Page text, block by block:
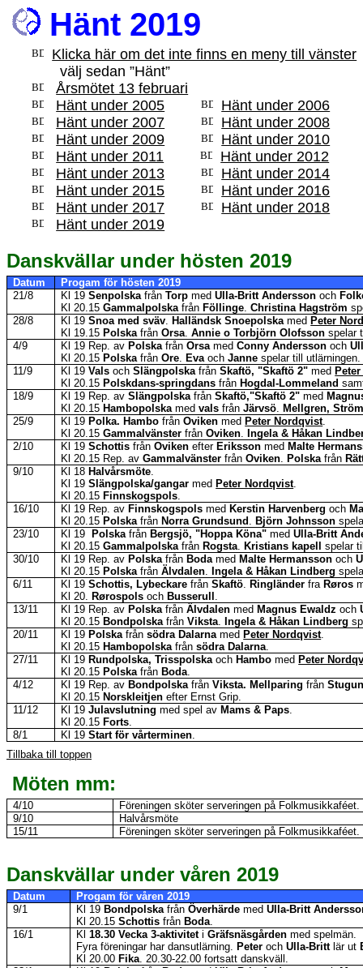
Hänt 2019
Klicka här om det inte finns en meny till vänster
välj sedan ”Hänt”
Årsmötet 13 februari
Hänt under 2005
Hänt under 2006
Hänt under 2007
Hänt under 2008
Hänt under 2009
Hänt under 2010
Hänt under 2011
Hänt under 2012
Hänt under 2013
Hänt under 2014
Hänt under 2015
Hänt under 2016
Hänt under 2017
Hänt under 2018
Hänt under 2019
Danskvällar under hösten 2019
Datum Progam för hösten 2019
21/8
Kl 19SenpolskafrånTorpmedUlla-Britt Andersson och
Kl 20.15 Gammalpolskafrån Föllinge.Christina Hagström
28/8
Kl 19Snoa med sväv. HalländskSnoepolskamed Peter
Kl 19.15 Polskafrån Orsa.Annie o Torbjörn Olofsson spelar
4/9
Kl 19 Rep. av Polskafrån OrsamedConny Anderssonoch
Kl 20.15 Polskafrån Ore. EvaochJanne spelar till utlärningen.
11/9
Kl 19Valsoch Slängpolskafrån Skaftö, "Skaftö 2"med
Kl 20.15 Polskdans-springdans från Hogdal-Lommeland
18/9
Kl 19 Rep. av Slängpolskafrån Skaftö,"Skaftö 2"med
Kl 20.15 Hambopolskamed valsfrån Järvsö. Mellgren,
25/9
Kl 19 Polka. Hambofrån Ovikenmed Peter Nordqvist.
Kl 20.15Gammalvänsterfrån Oviken. Ingela & Håkan
2/10
Kl 19Schottisfrån OvikenefterErikssonmed Malte
Kl 20.15 Rep. avGammalvänsterfrån Oviken. Polskafrån
9/10
Kl 18 Halvårsmöte.
Kl 19Slängpolska/gangar med Peter Nordqvist.
Kl 20.15 Finnskogspols.
16/10
Kl 19 Rep. av Finnskogspolsmed Kerstin Harvenberg och
Kl 20.15 Polskafrån Norra Grundsund . Björn Johnsson
23/10
Kl 19 Polska från Bergsjö, "Hoppa Köna"medUlla-Britt
Kl 20.15Gammalpolskafrån Rogsta. Kristians kapell
spelar
30/10
Kl 19 Rep. av Polskafrån Bodamed Malte Hermanssonoch
Kl 20.15 Polskafrån Älvdalen. Ingela & Håkan Lindberg
6/11
Kl 19Schottis, Lybeckarefrån Skaftö. Ringländer fra Røros
Kl 20. Rørospols och Busserull .
13/11
Kl 19 Rep. av Polskafrån Älvdalenmed Magnus Ewaldz och
Kl 20.15 Bondpolskafrån Viksta. Ingela & Håkan Lindberg
20/11
Kl 19 Polskafrån södra Dalarnamed Peter Nordqvist.
Kl 20.15 Hambopolskafrån södra Dalarna.
27/11
Kl 19 Rundpolska, Trisspolskaoch Hambomed Peter
Kl 20.15 Polskafrån Boda.
4/12
Kl 19 Rep. av Bondpolskafrån Viksta. Mellparing från
Kl 20.15 Norskleitjen efter Ernst Grip.
11/12
Kl 19Julavslutning med spel av Mams & Paps.
Kl 20.15 Forts.
8/1
Kl 19Start för vårterminen.
Tillbaka till toppen
Möten mm:
4/10
Föreningen sköter serveringen på Folkmusikkaféet.
9/10
Halvårsmöte
15/11
Föreningen sköter serveringen på Folkmusikkaféet.
Danskvällar under våren 2019
Datum Progam för våren 2019
9/1
Kl 19 BondpolskafrånÖverhärde medUlla-Britt
Kl 20.15 Schottis från Boda.
16/1
Kl18.30 Vecka 3-aktivitetiGräfsnäsgården med spelmän.
Fyra föreningar har dansutlärning. PeterochUlla-Britt lär ut
Kl 20.00 Fika.20.30-22.00 fortsatt danskväll.